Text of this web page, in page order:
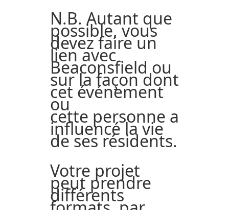
N.B. Autant que
possible, vous
devez faire un
lien avec
Beaconsfield ou
sur la façon dont
cet événement
ou
cette personne a
influencé la vie
de ses résidents.
Votre projet
peut prendre
différents